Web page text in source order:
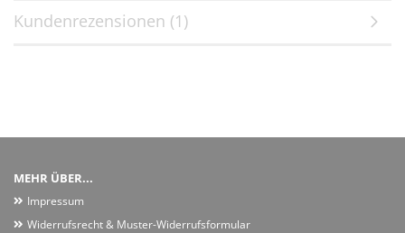
Kundenrezensionen (1)
MEHR ÜBER...
Impressum
Widerrufsrecht & Muster-Widerrufsformular